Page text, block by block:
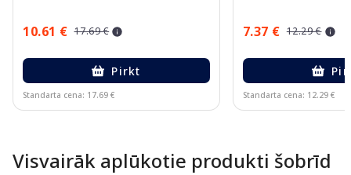
10.61 € 17.69 €
Pirkt
Standarta cena: 17.69 €
7.37 € 12.29 €
Standarta cena: 12.29 €
Visvairāk aplūkotie produkti šobrīd